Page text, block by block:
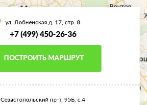
ул. Лобненская д. 17, стр. 8
+7 (499) 450-26-36
ПОСТРОИТЬ МАРШРУТ
Севастопольский пр-т, 95Б, с.4